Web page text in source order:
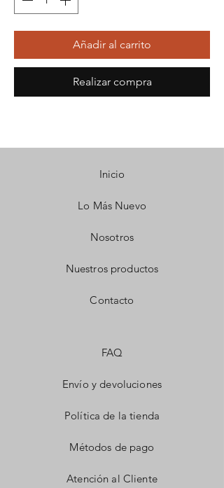
Añadir al carrito
Realizar compra
Inicio
Lo Más Nuevo
Nosotros
Nuestros productos
Contacto
FAQ
Envío y devoluciones
Política de la tienda
Métodos de pago
Atención al Cliente